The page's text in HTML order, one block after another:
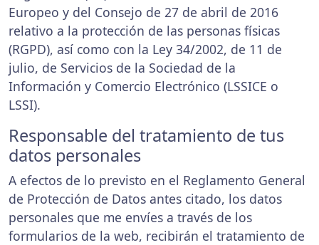
Europeo y del Consejo de 27 de abril de 2016
relativo a la protección de las personas físicas
(RGPD), así como con la Ley 34/2002, de 11 de
julio, de Servicios de la Sociedad de la
Información y Comercio Electrónico (LSSICE o
LSSI).
Responsable del tratamiento de tus
datos personales
A efectos de lo previsto en el Reglamento General
de Protección de Datos antes citado, los datos
personales que me envíes a través de los
formularios de la web, recibirán el tratamiento de